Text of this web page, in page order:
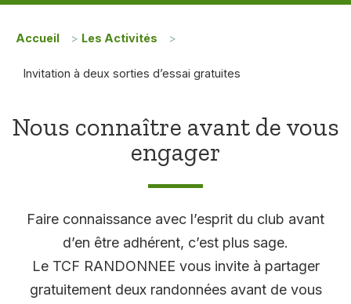
Accueil > Les Activités >
Invitation à deux sorties d’essai gratuites
Nous connaître avant de vous
engager
Faire connaissance avec l’esprit du club avant
d’en être adhérent, c’est plus sage.
Le TCF RANDONNEE vous invite à partager
gratuitement deux randonnées avant de vous